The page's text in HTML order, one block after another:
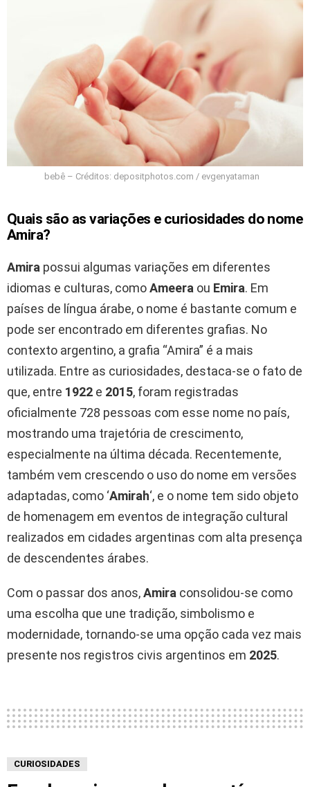
bebê – Créditos: depositphotos.com / evgenyataman
Quais são as variações e curiosidades do nome
Amira?
Amira possui algumas variações em diferentes
idiomas e culturas, comoAmeera ou Emira. Em
países de língua árabe, o nome é bastante comum e
pode ser encontrado em diferentes grafias. No
contexto argentino, a grafia “Amira” é a mais
utilizada. Entre as curiosidades, destaca-se o fato de
que, entre 1922 e 2015, foram registradas
oficialmente 728 pessoas com esse nome no país,
mostrando uma trajetória de crescimento,
especialmente na última década. Recentemente,
também vem crescendo o uso do nome em versões
adaptadas, como ‘Amirah‘, e o nome tem sido objeto
de homenagem em eventos de integração cultural
realizados em cidades argentinas com alta presença
de descendentes árabes.
Com o passar dos anos,Amira consolidou-se como
uma escolha que une tradição, simbolismo e
modernidade, tornando-se uma opção cada vez mais
presente nos registros civis argentinos em 2025.
CURIOSIDADES